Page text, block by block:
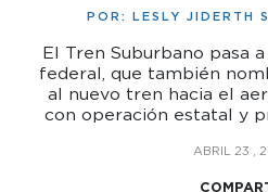
POR: LESLY JIDERTH
El Tren Suburbano pasa
federal, que también
al nuevo tren hacia el
con operación estatal y
ABRIL 23 ,